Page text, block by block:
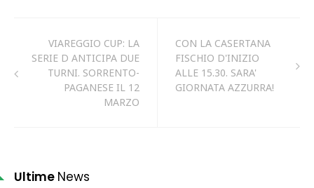
VIAREGGIO CUP: LA
SERIE D ANTICIPA DUE
TURNI. SORRENTO-
PAGANESE IL 12
MARZO
CON LA CASERTANA
FISCHIO D'INIZIO
ALLE 15.30. SARA'
GIORNATA AZZURRA!
Ultime News